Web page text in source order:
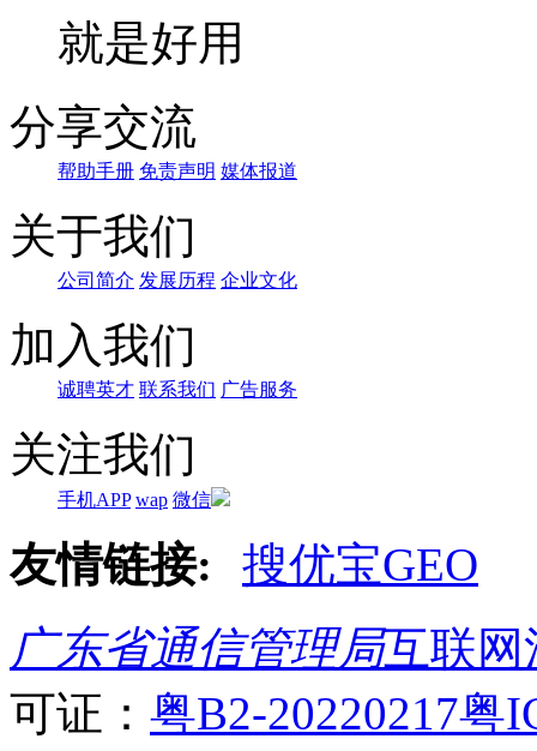
就是好用
分享交流
帮助手册 免责声明 媒体报道
关于我们
公司简介 发展历程 企业文化
加入我们
诚聘英才 联系我们 广告服务
关注我们
手机APP wap 微信
友情链接:
搜优宝GEO
广东省通信管理局互联网
可证： 粤B2-20220217粤